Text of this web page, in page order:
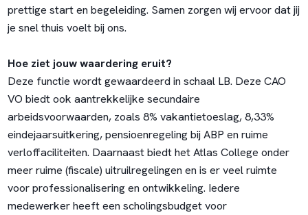
prettige start en begeleiding. Samen zorgen wij ervoor dat jij
je snel thuis voelt bij ons.
Hoe ziet jouw waardering eruit?
Deze functie wordt gewaardeerd in schaal LB. Deze CAO
VO biedt ook aantrekkelijke secundaire
arbeidsvoorwaarden, zoals 8% vakantietoeslag, 8,33%
eindejaarsuitkering, pensioenregeling bij ABP en ruime
verloffaciliteiten. Daarnaast biedt het Atlas College onder
meer ruime (fiscale) uitruilregelingen en is er veel ruimte
voor professionalisering en ontwikkeling. Iedere
medewerker heeft een scholingsbudget voor